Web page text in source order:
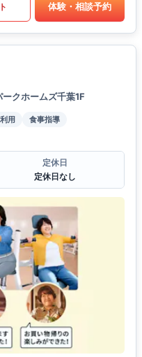
体験・相談予約
クホームズ千葉1F
用
食事指導
定休日
定休日なし